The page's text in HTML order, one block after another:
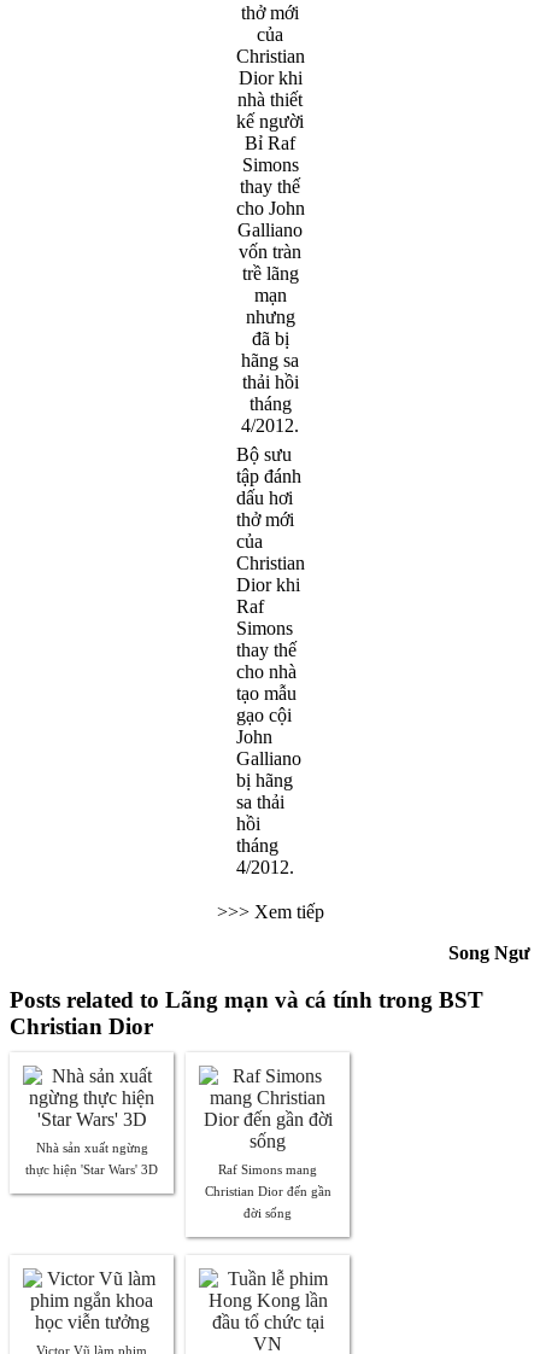
Bộ sưu
tập đánh
dấu hơi
thở mới
của
Christian
Dior khi
Raf
Simons
thay thế
cho nhà
tạo mẫu
gạo cội
John
Galliano
bị hãng
sa thải
hồi
tháng
4/2012.
>>> Xem tiếp
Song Ngư
Posts related to Lãng mạn và cá tính trong BST
Christian Dior
Nhà sản xuất ngừng
thực hiện 'Star Wars' 3D
Raf Simons mang
Christian Dior đến gần
đời sống
Victor Vũ làm phim